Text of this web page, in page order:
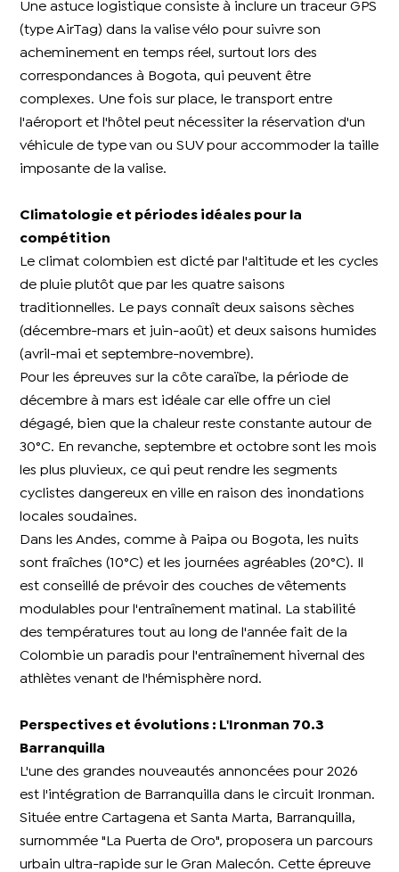
Une astuce logistique consiste à inclure un traceur GPS
(type AirTag) dans la valise vélo pour suivre son
acheminement en temps réel, surtout lors des
correspondances à Bogota, qui peuvent être
complexes. Une fois sur place, le transport entre
l'aéroport et l'hôtel peut nécessiter la réservation d'un
véhicule de type van ou SUV pour accommoder la taille
imposante de la valise.
Climatologie et périodes idéales pour la
compétition​
Le climat colombien est dicté par l'altitude et les cycles
de pluie plutôt que par les quatre saisons
traditionnelles. Le pays connaît deux saisons sèches
(décembre-mars et juin-août) et deux saisons humides
(avril-mai et septembre-novembre).
Pour les épreuves sur la côte caraïbe, la période de
décembre à mars est idéale car elle offre un ciel
dégagé, bien que la chaleur reste constante autour de
30°C. En revanche, septembre et octobre sont les mois
les plus pluvieux, ce qui peut rendre les segments
cyclistes dangereux en ville en raison des inondations
locales soudaines.
Dans les Andes, comme à Paipa ou Bogota, les nuits
sont fraîches (10°C) et les journées agréables (20°C). Il
est conseillé de prévoir des couches de vêtements
modulables pour l'entraînement matinal. La stabilité
des températures tout au long de l'année fait de la
Colombie un paradis pour l'entraînement hivernal des
athlètes venant de l'hémisphère nord.
Perspectives et évolutions : L'Ironman 70.3
Barranquilla​
L'une des grandes nouveautés annoncées pour 2026
est l'intégration de Barranquilla dans le circuit Ironman.
Située entre Cartagena et Santa Marta, Barranquilla,
surnommée "La Puerta de Oro", proposera un parcours
urbain ultra-rapide sur le Gran Malecón. Cette épreuve